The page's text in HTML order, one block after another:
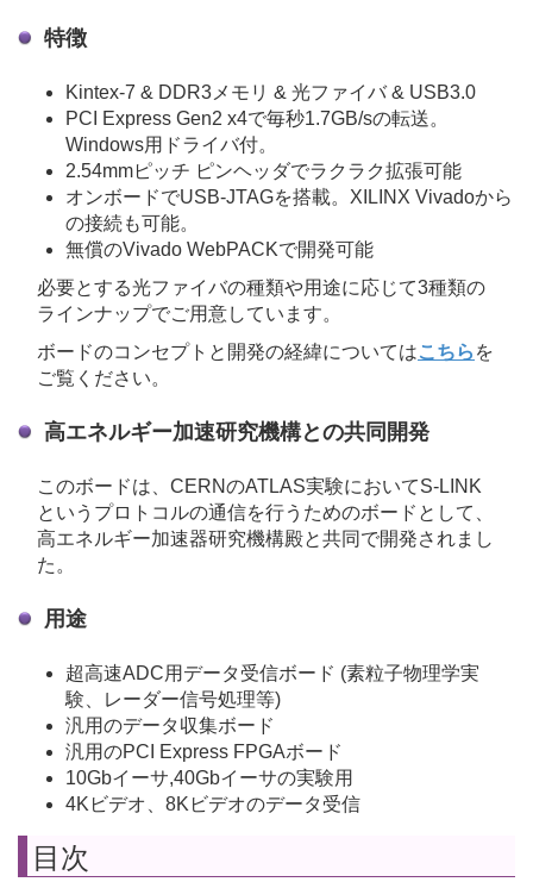
特徴
Kintex-7 & DDR3メモリ & 光ファイバ & USB3.0
PCI Express Gen2 x4で毎秒1.7GB/sの転送。
Windows用ドライバ付。
2.54mmピッチ ピンヘッダでラクラク拡張可能
オンボードでUSB-JTAGを搭載。XILINX Vivadoから
の接続も可能。
無償のVivado WebPACKで開発可能
必要とする光ファイバの種類や用途に応じて3種類の
ラインナップでご用意しています。
ボードのコンセプトと開発の経緯についてはこちら を
ご覧ください。
高エネルギー加速研究機構との共同開発
このボードは、CERNのATLAS実験においてS-LINK
というプロトコルの通信を行うためのボードとして、
高エネルギー加速器研究機構殿と共同で開発されまし
た。
用途
超高速ADC用データ受信ボード (素粒子物理学実
験、レーダー信号処理等)
汎用のデータ収集ボード
汎用のPCI Express FPGAボード
10Gbイーサ,40Gbイーサの実験用
4Kビデオ、8Kビデオのデータ受信
目次